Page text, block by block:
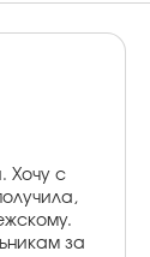
Хочу с
за